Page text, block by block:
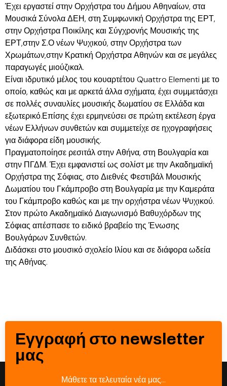
Έχει εργαστεί στην Ορχήστρα του Δήμου Αθηναίων, στα
Μουσικά Σύνολα ΔΕΗ, στη Συμφωνική Ορχήστρα της ΕΡΤ,
στην Ορχήστρα Ποικίλης και Σύγχρονής Μουσικής της
ΕΡΤ,στην Σ.Ο νέων Ψυχικού, στην Ορχήστρα των
Χρωμάτων,στην Κρατική Ορχήστρα Αθηνών και σε μεγάλες
παραγωγές μιούζικαλ.
Είναι ιδρυτικό μέλος του κουαρτέτου Quattro Elementi με το
οποίο, καθώς και με αρκετά άλλα σχήματα, έχει συμμετάσχει
σε πολλές συναυλίες μουσικής δωματίου σε Ελλάδα και
εξωτερικό.Επίσης έχει ερμηνεύσει σε πρώτη εκτέλεση έργα
νέων Ελλήνων συνθετών και συμμετείχε σε ηχογραφήσεις
για διάφορα είδη μουσικής.
Πραγματοποίησε ρεσιτάλ στην Αθήνα, στη Βουλγαρία και
στην ΠΓΔΜ. Έχει εμφανιστεί ως σολίστ με την Ακαδημαϊκή
Ορχήστρα της Σόφιας, στο Διεθνές Φεστιβάλ Μουσικής
Δωματίου του Γκάμπροβο στη Βουλγαρία με την Καμεράτα
του Γκάμπροβο καθώς και με την ορχήστρα νέων Ψυχικού.
Στον πρώτο Ακαδημαϊκό Διαγωνισμό Βαθυχόρδων της
Σόφιας απέσπασε το ειδικό βραβείο της Ένωσης
Βουλγάρων Συνθετών.
Διδάσκει στο μουσικό σχολείο Ιλίου και σε διάφορα ωδεία
της Αθήνας.
Εγγραφή στο newsletter
μας
Μάθετε τα τελευταία νέα μας…